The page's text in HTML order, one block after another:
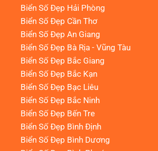
Biển Số Đẹp Hải Phòng
Biển Số Đẹp Cần Thơ
Biển Số Đẹp An Giang
Biển Số Đẹp Bà Rịa - Vũng Tàu
Biển Số Đẹp Bắc Giang
Biển Số Đẹp Bắc Kạn
Biển Số Đẹp Bạc Liêu
Biển Số Đẹp Bắc Ninh
Biển Số Đẹp Bến Tre
Biển Số Đẹp Bình Định
Biển Số Đẹp Bình Dương